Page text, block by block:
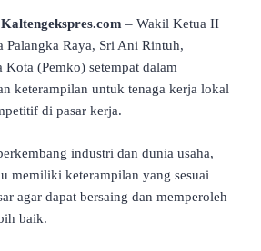
– Wakil Ketua II
Raya, Sri Ani Rintuh,
Kota (Pemko) setempat dalam
keterampilan untuk tenaga kerja lokal
di pasar kerja.
industri dan dunia usaha,
memiliki keterampilan yang sesuai
agar dapat bersaing dan memperoleh
baik.